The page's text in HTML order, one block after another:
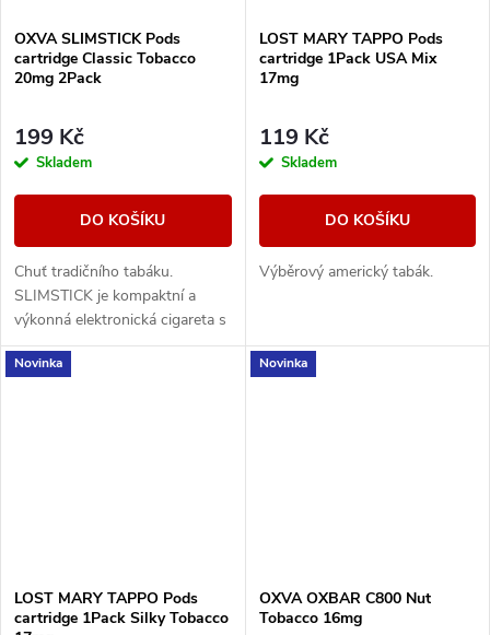
OXVA SLIMSTICK Pods
cartridge Classic Tobacco
20mg 2Pack
199 Kč
Skladem
DO KOŠÍKU
Chuť tradičního tabáku.
SLIMSTICK je kompaktní a
výkonná elektronická cigareta s
předplněnou cartridgí o objemu
2ml.
LOST MARY TAPPO Pods
cartridge 1Pack USA Mix
17mg
119 Kč
Skladem
DO KOŠÍKU
Výběrový americký tabák.
Novinka
LOST MARY TAPPO Pods
cartridge 1Pack Silky Tobacco
Novinka
OXVA OXBAR C800 Nut
Tobacco 16mg